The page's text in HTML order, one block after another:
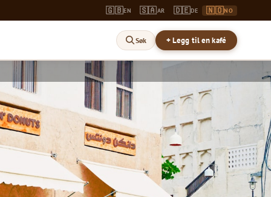
🇬🇧EN 🇸🇦AR 🇩🇪DE 🇳🇴NO
Søk + Legg til en kafé